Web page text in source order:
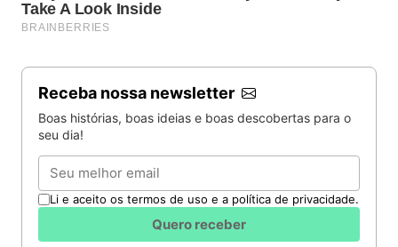
Receba nossa newsletter
Boas histórias, boas ideias e boas descobertas para o
seu dia!
Email
Li e aceito os termos de uso e a política de privacidade.
Quero receber